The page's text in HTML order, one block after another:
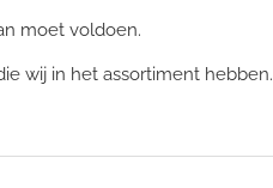
moet voldoen.
wij in het assortiment hebben.